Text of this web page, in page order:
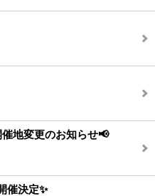
地変更のお知らせ📢
催決定✨